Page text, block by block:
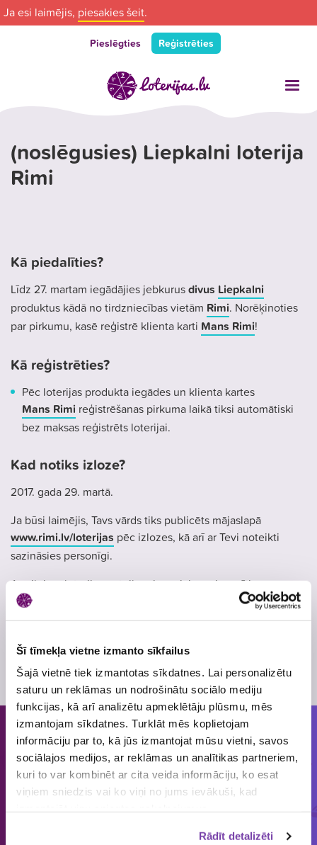
Šī tīmekļa vietne izmanto sīkfailus
Šajā vietnē tiek izmantotas sīkdatnes. Lai personalizētu
saturu un reklāmas un nodrošinātu sociālo mediju
funkcijas, kā arī analizētu apmeklētāju plūsmu, mēs
izmantojam sīkdatnes. Turklāt mēs koplietojam
informāciju par to, kā jūs izmantojat mūsu vietni, savos
sociālajos medijos, ar reklāmas un analītikas partneriem,
kuri to var kombinēt ar cita veida informāciju, ko esat
viņiem sniedzis vai ko viņi no jums ievākuši, kad
Rādīt detalizēti
Ja esi laimējis, piesakies šeit.
Pieslēgties Reģistrēties
(noslēgusies) Liepkalni loterija
Rimi
Kā piedalīties?
Līdz 27. martam iegādājies jebkurusdivus Liepkalni
produktus kādā no tirdzniecības vietām Rimi. Norēķinoties
par pirkumu, kasē reģistrē klienta karti Mans Rimi!
Kā reģistrēties?
Pēc loterijas produkta iegādes un klienta kartes
Mans Rimi reģistrēšanas pirkuma laikā tiksi automātiski
bez maksas reģistrēts loterijai.
Kad notiks izloze?
2017. gada 29. martā.
Ja būsi laimējis, Tavs vārds tiks publicēts mājaslapā
www.rimi.lv/loterijas pēc izlozes, kā arī ar Tevi noteikti
sazināsies personīgi.
Ar pilniem loterijas noteikumiem aicinām iepazīties
mājaslapā
Atļaujas Nr.
Skatītloterijas noteikumus
Loterijas periods 14. marts, 2017- 29. marts, 2017
Cilvēkiem patīk piedalīties loterijās
un mums tās organizēt!
4 545 034